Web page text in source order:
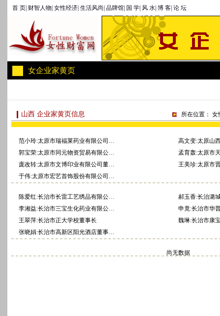
首 页 财智人物 女性经济 生活风尚 品牌馆 国 学 风 水 博 客 论 坛
女企业家黄页
山西 企业家黄页信息 所在位置： 女
范小玲:太原市瑞福莱药业有限公司…
高文变:太原山
郭宝荣:太原市同元物资贸易有限公…
孟育轰:太原市
庞改转:太原市文博印业有限公司董…
王美珍:太原市
于伟:太原市宏艺首饰股份有限公司…
陈爱红:长治市长雷工艺绣品有限公…
郝玉香:长治潞
李湘益:长治市三宝生化药业有限公…
申竟:长治市华
王翠萍:长治市正大学校董事长
魏琳:长治市康
张晓娟:长治市高新区阳光酒店董事…
尚无数据